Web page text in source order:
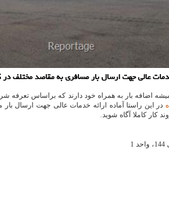
عالی جهت ارسال بار مسافری به مقاصد مختلف
بار به همراه خود دارند که براساس تعرفه
در این راستا آماده ارائه خدمات عالی جهت ارسال
کار کاملا آگاه شوید.